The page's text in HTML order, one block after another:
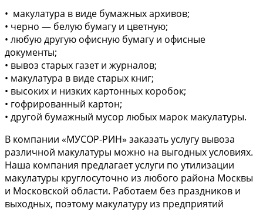
• макулатура в виде бумажных архивов;
• черно — белую бумагу и цветную;
• любую другую офисную бумагу и офисные
документы;
• вывоз старых газет и журналов;
• макулатура в виде старых книг;
• высоких и низких картонных коробок;
• гофрированный картон;
• другой бумажный мусор любых марок макулатуры.
В компании «МУСОР-РИН» заказать услугу вывоза
различной макулатуры можно на выгодных условиях.
Наша компания предлагает услуги по утилизации
макулатуры круглосуточно из любого района Москвы
и Московской области. Работаем без праздников и
выходных, поэтому макулатуру из предприятий